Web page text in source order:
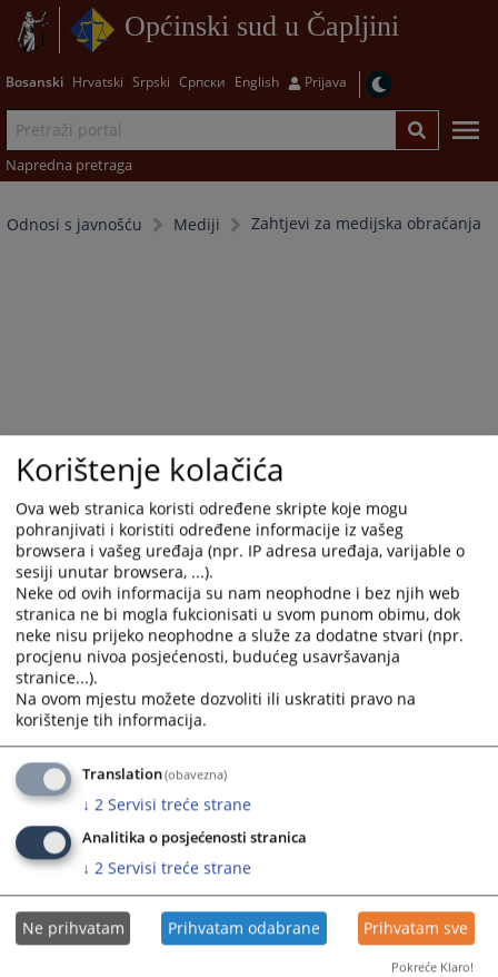
Općinski sud u Čapljini
Bosanski Hrvatski Srpski Српски English Prijava
Napredna pretraga
Odnosi s javnošću Mediji Zahtjevi za medijska obraćanja
Trenutno nema vijesti
Korištenje kolačića
Ova web stranica koristi određene skripte koje mogu
pohranjivati i koristiti određene informacije iz vašeg
browsera i vašeg uređaja (npr. IP adresa uređaja, varijable o
sesiji unutar browsera, ...).
Neke od ovih informacija su nam neophodne i bez njih web
stranica ne bi mogla fukcionisati u svom punom obimu, dok
neke nisu prijeko neophodne a služe za dodatne stvari (npr.
procjenu nivoa posjećenosti, budućeg usavršavanja
stranice...).
Na ovom mjestu možete dozvoliti ili uskratiti pravo na
korištenje tih informacija.
Translation(obavezna)
↓ 2 Servisi treće strane
Analitika o posjećenosti stranica
↓ 2 Servisi treće strane
Ne prihvatam Prihvatam odabrane Prihvatam sve
Pokreće Klaro!